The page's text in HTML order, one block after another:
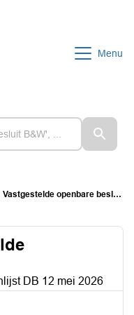
Menu
Vastgestelde openbare besluitenlijst DB 12 mei 2026
DB 12 mei 2026